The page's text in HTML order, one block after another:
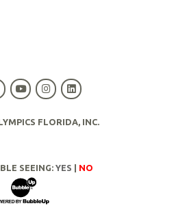
FLORIDA, INC.
SEEING: YES NO